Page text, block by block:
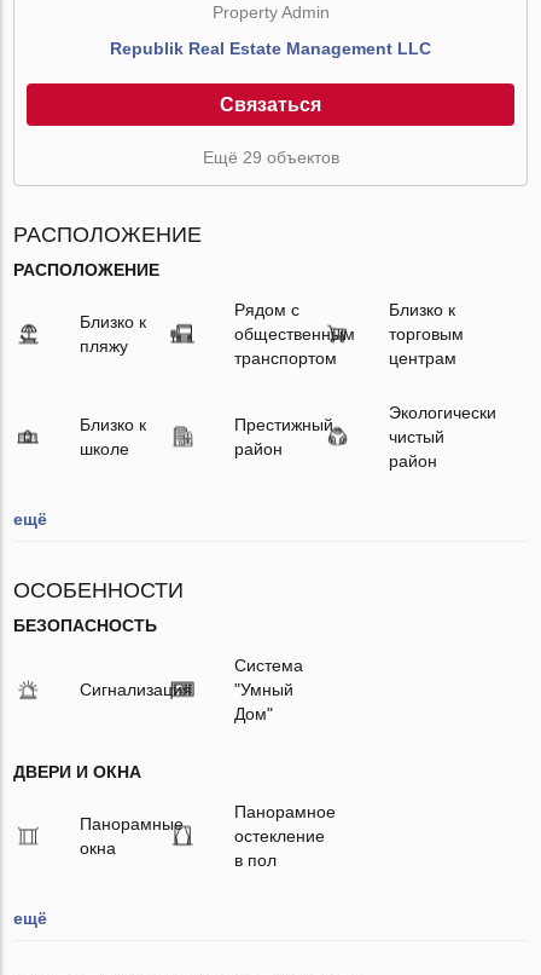
Property Admin
Republik Real Estate Management LLC
Связаться
Ещё 29 объектов
РАСПОЛОЖЕНИЕ
РАСПОЛОЖЕНИЕ
Близко к
пляжу
Рядом с
общественным
транспортом
Близко к
торговым
центрам
Близко к
школе
Престижный
район
Экологически
чистый
район
ещё
ОСОБЕННОСТИ
БЕЗОПАСНОСТЬ
Сигнализация
Система
"Умный
Дом"
ДВЕРИ И ОКНА
Панорамные
окна
Панорамное
остекление
в пол
ещё